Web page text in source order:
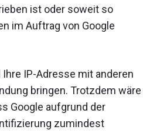
ist oder soweit so
im Auftrag von Google
IP-Adresse mit anderen
bringen. Trotzdem wäre
Google aufgrund der
zumindest